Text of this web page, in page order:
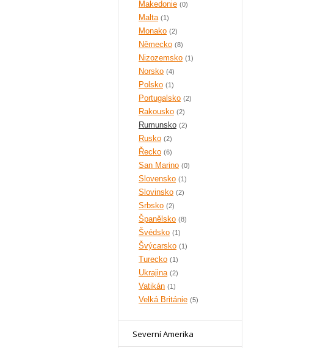
Makedonie (0)
Malta (1)
Monako (2)
Německo (8)
Nizozemsko (1)
Norsko (4)
Polsko (1)
Portugalsko (2)
Rakousko (2)
Rumunsko (2)
Rusko (2)
Řecko (6)
San Marino (0)
Slovensko (1)
Slovinsko (2)
Srbsko (2)
Španělsko (8)
Švédsko (1)
Švýcarsko (1)
Turecko (1)
Ukrajina (2)
Vatikán (1)
Velká Británie (5)
Severní Amerika